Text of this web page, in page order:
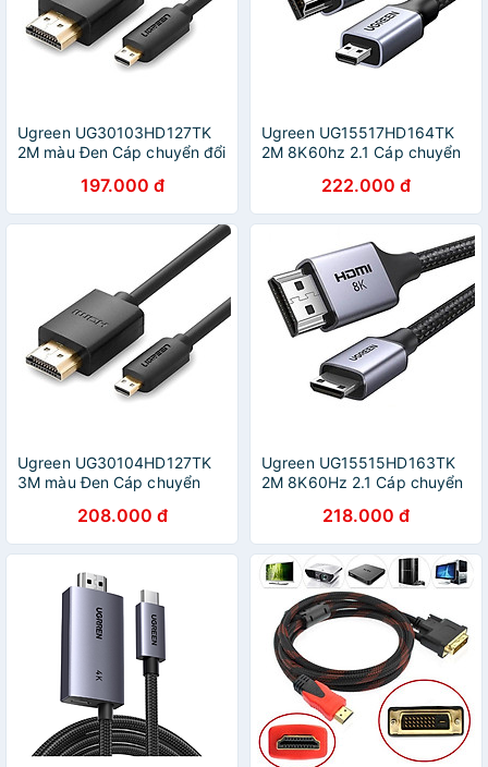
Ugreen UG30103HD127TK
2M màu Đen Cáp chuyển đổi
thuần đồng - HÀNG CHÍNH
HÃNG
197.000 đ
Ugreen UG15517HD164TK
2M 8K60hz 2.1 Cáp chuyển
bọc dù - HÀNG CHÍNH
HÃNG
222.000 đ
Ugreen UG30104HD127TK
3M màu Đen Cáp chuyển
thuần đồng - HÀNG CHÍNH
HÃNG
208.000 đ
Ugreen UG15515HD163TK
2M 8K60Hz 2.1 Cáp chuyển
bọc dù - HÀNG CHÍNH
HÃNG
218.000 đ